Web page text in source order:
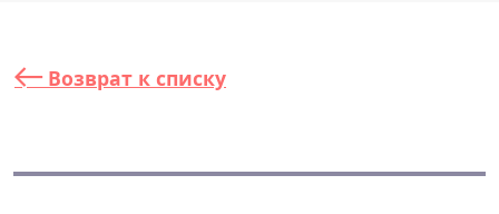
Возврат к списку